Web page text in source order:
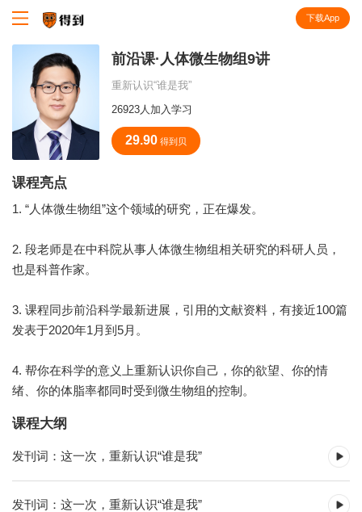
下载App
前沿课·人体微生物组9讲
重新认识“谁是我”
26923人加入学习
29.90 得到贝
课程亮点
1. “人体微生物组”这个领域的研究，正在爆发。
2. 段老师是在中科院从事人体微生物组相关研究的科研人员，
也是科普作家。
3. 课程同步前沿科学最新进展，引用的文献资料，有接近100篇
发表于2020年1月到5月。
4. 帮你在科学的意义上重新认识你自己，你的欲望、你的情
绪、你的体脂率都同时受到微生物组的控制。
课程大纲
发刊词：这一次，重新认识“谁是我”
发刊词：这一次，重新认识“谁是我”